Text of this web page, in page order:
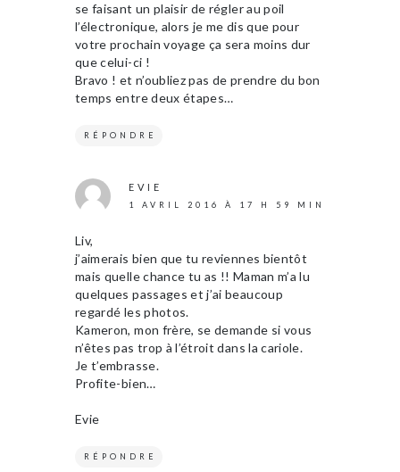
se faisant un plaisir de régler au poil
l’électronique, alors je me dis que pour
votre prochain voyage ça sera moins dur
que celui-ci !
Bravo ! et n’oubliez pas de prendre du bon
temps entre deux étapes…
RÉPONDRE
EVIE
1 AVRIL 2016 À 17 H 59 MIN
Liv,
j’aimerais bien que tu reviennes bientôt
mais quelle chance tu as !! Maman m’a lu
quelques passages et j’ai beaucoup
regardé les photos.
Kameron, mon frère, se demande si vous
n’êtes pas trop à l’étroit dans la cariole.
Je t’embrasse.
Profite-bien…
Evie
RÉPONDRE